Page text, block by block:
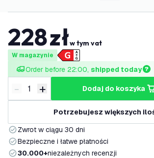
228złw tym vat
W magazynie
Order before 22:00, shipped today
Zmniejsz ilość
- Zwiększ ilość
+ dodaj do koszyka
Potrzebujesz większych
Zwrot w ciągu 30 dni
Bezpieczne i łatwe płatności
30.000+niezależnych recenzji